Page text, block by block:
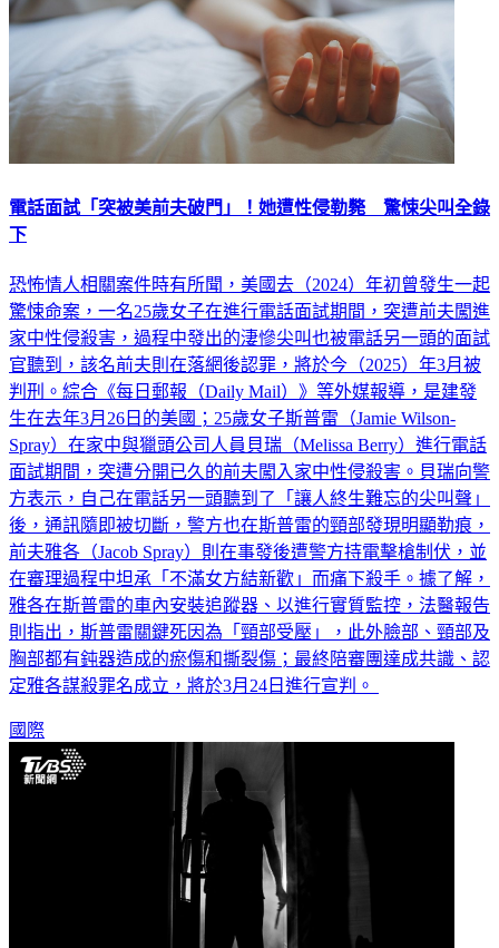
電話面試「突被美前夫破門」！她遭性侵勒斃 驚悚尖叫全錄
恐怖情人相關案件時有所聞，美國去（2024）年初曾發生一起
驚悚命案，一名25歲女子在進行電話面試期間，突遭前夫闖進
家中性侵殺害，過程中發出的淒慘尖叫也被電話另一頭的面試
官聽到，該名前夫則在落網後認罪，將於今（2025）年3月被
判刑。綜合《每日郵報（Daily Mail）》等外媒報導，是建發
生在去年3月26日的美國；25歲女子斯普雷（Jamie Wilson-
Spray）在家中與獵頭公司人員貝瑞（Melissa Berry）進行電話
面試期間，突遭分開已久的前夫闖入家中性侵殺害。貝瑞向警
方表示，自己在電話另一頭聽到了「讓人終生難忘的尖叫聲」
後，通訊隨即被切斷，警方也在斯普雷的頸部發現明顯勒痕，
前夫雅各（Jacob Spray）則在事發後遭警方持電擊槍制伏，並
在審理過程中坦承「不滿女方結新歡」而痛下殺手。據了解，
雅各在斯普雷的車內安裝追蹤器、以進行實質監控，法醫報告
則指出，斯普雷關鍵死因為「頸部受壓」，此外臉部、頸部及
胸部都有鈍器造成的瘀傷和撕裂傷；最終陪審團達成共識、認
國際